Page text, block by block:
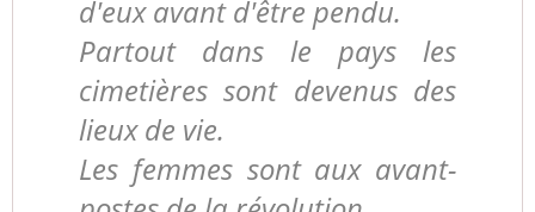
d'eux avant d'être pendu.
Partout dans le pays les
cimetières sont devenus des
lieux de vie.
Les femmes sont aux avant-